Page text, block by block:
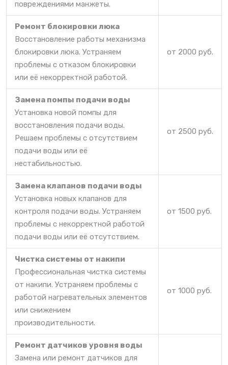
повреждениями манжеты.
Ремонт блокировки люка
Восстановление работы механизма
блокировки люка. Устраняем
проблемы с отказом блокировки
или её некорректной работой.
от 2000 руб.
Замена помпы подачи воды
Установка новой помпы для
восстановления подачи воды.
Решаем проблемы с отсутствием
подачи воды или её
нестабильностью.
от 2500 руб.
Замена клапанов подачи воды
Установка новых клапанов для
контроля подачи воды. Устраняем
проблемы с некорректной работой
подачи воды или её отсутствием.
от 1500 руб.
Чистка системы от накипи
Профессиональная чистка системы
от накипи. Устраняем проблемы с
работой нагревательных элементов
или снижением
производительности.
от 1000 руб.
Ремонт датчиков уровня воды
Замена или ремонт датчиков для